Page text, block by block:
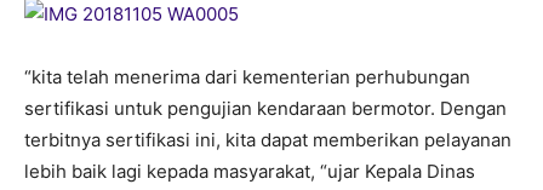
“kita telah menerima dari kementerian perhubungan
sertifikasi untuk pengujian kendaraan bermotor. Dengan
terbitnya sertifikasi ini, kita dapat memberikan pelayanan
lebih baik lagi kepada masyarakat, “ujar Kepala Dinas